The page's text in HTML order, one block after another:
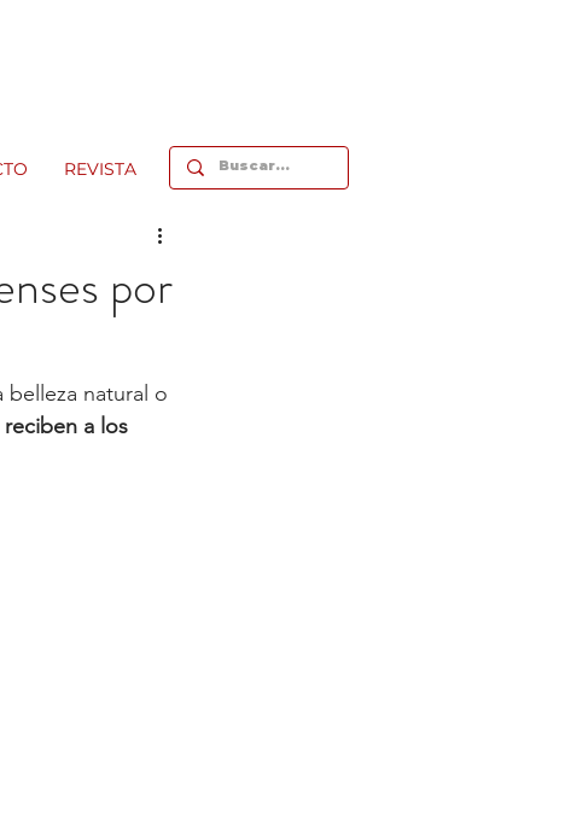
REVISTA
por
natural o
reciben a los